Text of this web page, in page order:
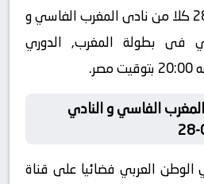
يلتقى اليوم 2025-09-28 كلا من نادى المغرب الفاسي و
فى بطولة المغرب, الدوري
الفاسي و النادي
الوطن العربي فضائيا على قناة